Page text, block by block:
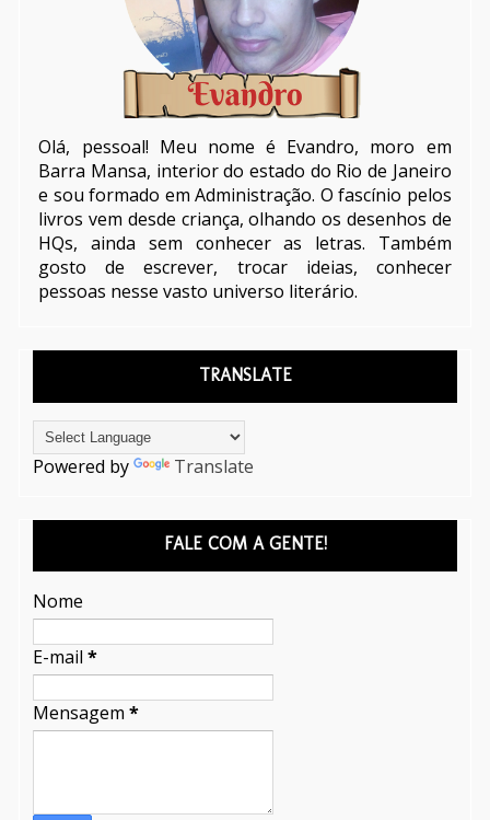
Olá, pessoal! Meu nome é Evandro, moro em
Barra Mansa, interior do estado do Rio de Janeiro
e sou formado em Administração. O fascínio pelos
livros vem desde criança, olhando os desenhos de
HQs, ainda sem conhecer as letras. Também
gosto de escrever, trocar ideias, conhecer
pessoas nesse vasto universo literário.
TRANSLATE
Powered by Translate
FALE COM A GENTE!
Nome
E-mail*
Mensagem*